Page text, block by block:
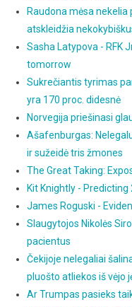
Raudona mėsa
atskleidžia
Sasha Latypova - RFK
tomorrow
Sukrečiantis tyrimas
yra 170 proc. didesnė
Norvegija priešinasi
Ašafenburgas:
ir sužeidė tris žmones
The Great Taking:
Kit Knightly - Predicting
James Roguski -
Slaugytojos Nikolės
pacientus
Čekijoje nelegaliai
pluošto atliekos iš vėjo
Ar Trumpas pasieks